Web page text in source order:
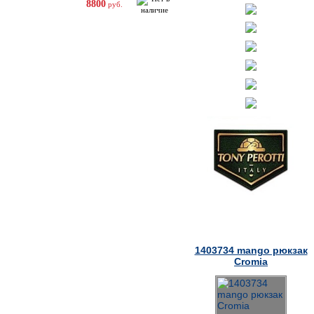
8800 руб.
1403734 mango рюкзак
Cromia